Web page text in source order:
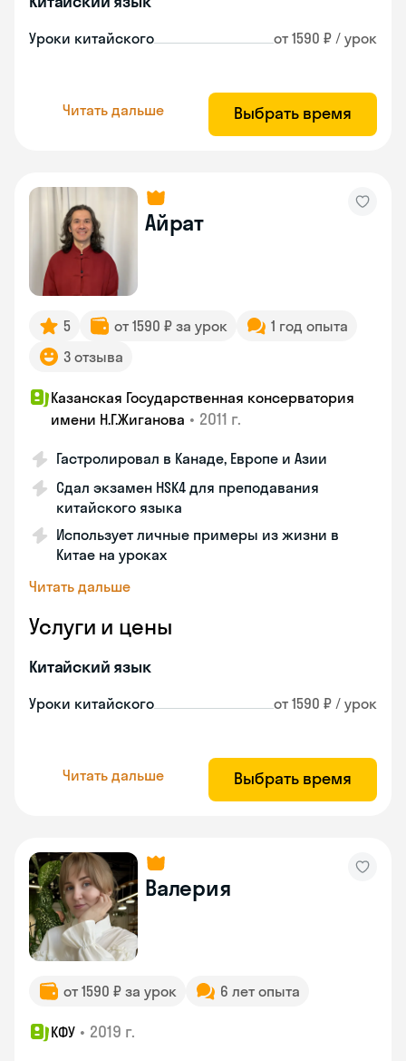
Уроки китайского от 1590 ₽ / урок
Читать дальше Выбрать время
Айрат
5 от 1590 ₽ за урок
1 год опыта
3 отзыва
Казанская Государственная консерватория
имени Н.Г.Жиганова • 2011 г.
Гастролировал в Канаде, Европе и Азии
Сдал экзамен HSK4 для преподавания
китайского языка
Использует личные примеры из жизни в
Китае на уроках
Читать дальше
Услуги и цены
Китайский язык
Уроки китайского от 1590 ₽ / урок
Читать дальше Выбрать время
Валерия
от 1590 ₽ за урок 6 лет опыта
КФУ • 2019 г.